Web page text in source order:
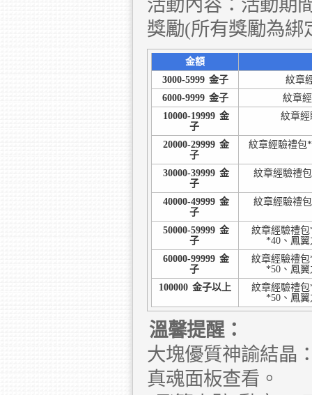
活動內容：活動期
獎勵(所有獎勵為綁
金額
3000-5999 金子
紋章
6000-9999 金子
紋章
10000-19999 金
子
紋章經
20000-29999 金
子
紋章經驗禮包
30000-39999 金
子
紋章經驗禮
40000-49999 金
子
紋章經驗禮
50000-59999 金
子
紋章經驗禮
*40、鳳
60000-99999 金
子
紋章經驗禮
*50、鳳
100000 金子以上
紋章經驗禮
*50、鳳
溫馨提醒：
大塊優質神諭結晶
真魂面板查看。